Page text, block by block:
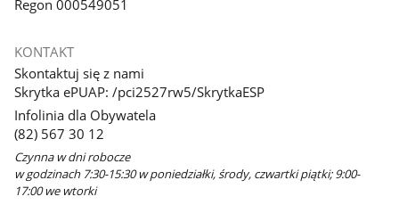
Regon 000549051
KONTAKT
Skontaktuj się z nami
Skrytka ePUAP: /pci2527rw5/SkrytkaESP
Infolinia dla Obywatela
(82) 567 30 12
Czynna w dni robocze
w godzinach 7:30-15:30 w poniedziałki, środy, czwartki piątki; 9:00-
17:00 we wtorki